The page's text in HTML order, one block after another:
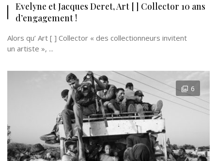
Evelyne et Jacques Deret, Art [ ] Collector 10 ans
d’engagement !
Alors qu’ Art [ ] Collector « des collectionneurs invitent
un artiste », ...
6